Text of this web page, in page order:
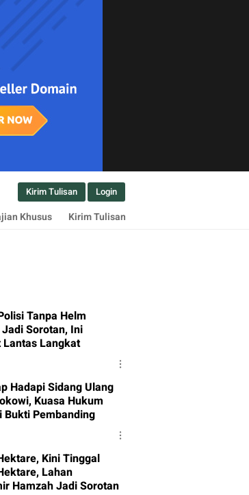
Kirim Tulisan Login
Khusus Kirim Tulisan
Tanpa Helm
Sorotan, Ini
Lantas Langkat
Hadapi Sidang Ulang
Kuasa Hukum
Bukti Pembanding
Kini Tinggal
Lahan
Hamzah Jadi Sorotan